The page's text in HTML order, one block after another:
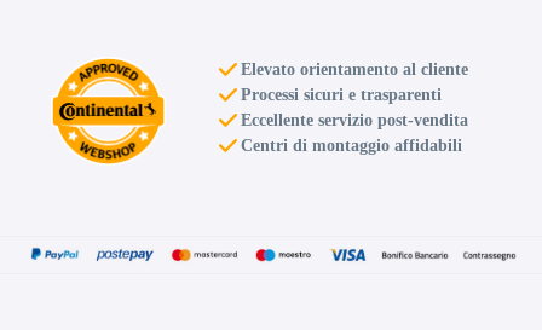
Elevato orientamento al cliente
Processi sicuri e trasparenti
Eccellente servizio post-vendita
Centri di montaggio affidabili